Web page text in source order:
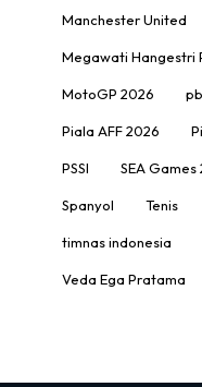
Manchester United
Megawati Hangestri
MotoGP 2026
Piala AFF 2026
PSSI SEA Games
Spanyol Tenis
timnas indonesia
Veda Ega Pratama